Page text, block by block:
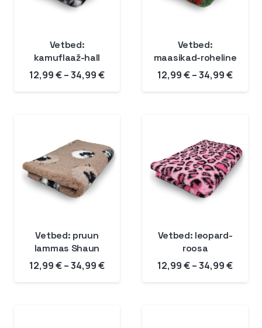
Vetbed:
kamuflaaž-hall
12,99€–34,99€Hinnavahemik:
12,99 €
Vetbed:
maasikad-roheline
12,99€–34,99€
12,99
Vetbed: pruun
lammas Shaun
12,99€–34,99€Hinnavahemik:
12,99 €
Vetbed: leopard-
roosa
12,99€–34,99€
12,99